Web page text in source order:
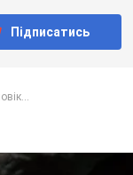
Підписатись